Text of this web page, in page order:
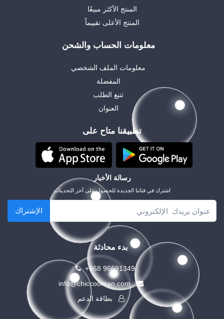
المنتج الأكثر مبيعًا
المنتج الأعلى تقييماً
معلومات الحساب والشحن
معلومات الملف الشخصي
المفضلة
تتبع الطلب
العنوان
تطبيقنا متاح على
رسالة الأخبار
اشترك في قناتنا الجديدة للحصول على آخر التحديثات
الإشتراك
بدء محادثة
+968 96691349
info@chiccooman.com
بطاقة الدعم